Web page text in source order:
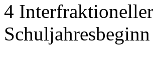
4
Schuljahresbeginn